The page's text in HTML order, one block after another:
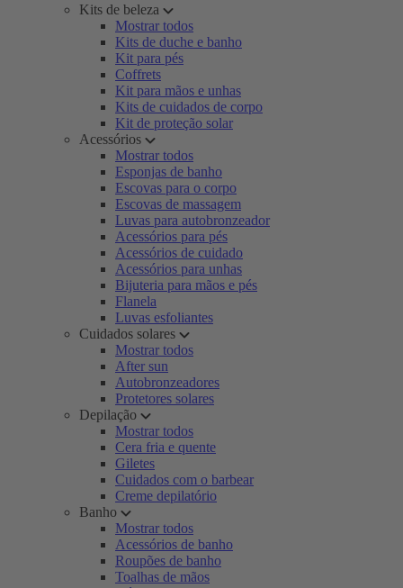
Kits de beleza
Mostrar todos
Kits de duche e banho
Kit para pés
Coffrets
Kit para mãos e unhas
Kits de cuidados de corpo
Kit de proteção solar
Acessórios
Mostrar todos
Esponjas de banho
Escovas para o corpo
Escovas de massagem
Luvas para autobronzeador
Acessórios para pés
Acessórios de cuidado
Acessórios para unhas
Bijuteria para mãos e pés
Flanela
Luvas esfoliantes
Cuidados solares
Mostrar todos
After sun
Autobronzeadores
Protetores solares
Depilação
Mostrar todos
Cera fria e quente
Giletes
Cuidados com o barbear
Creme depilatório
Banho
Mostrar todos
Acessórios de banho
Roupões de banho
Toalhas de mãos